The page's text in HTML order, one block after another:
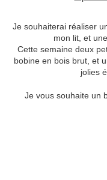
Je souhaiterai réaliser
mon lit, et
Cette semaine deux
bobine en bois brut, et
jolies
Je vous souhaite un